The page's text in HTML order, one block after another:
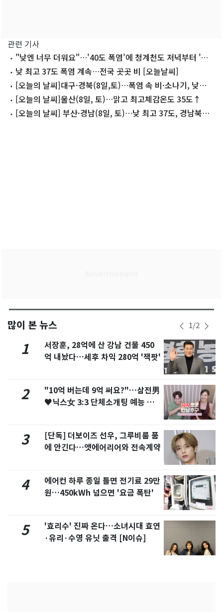
관련 기사
"낮엔 너무 더워요"…'40도 폭염'에 청계천도 저녁부터 '북
적'낮 최고 37도 폭염 계속…전국 곳곳 비 [오늘날씨]
[오늘의 날씨]대구·경북(8일,토)…폭염 속 비·소나기, 낮
29~35도
[오늘의 날씨]울산(8일, 토)…맑고 최고체감온도 35도↑
[오늘의 날씨] 부산·경남(8일, 토)…낮 최고 37도, 경남북서
많이 본 뉴스 1/2
1
서장훈, 28억에 산 강남 건물 450
억 내놨다…세후 차익 280억 '잭팟'
2
"10억 버는데 9억 써요?"…삼전男
♥닉스女 3:3 단체소개팅 예능 화
3
[단독] 더보이즈 선우, 그루비룸 품
에 안긴다…앳에어리어와 전속계약
4
에어컨 하루 종일 틀면 전기료 29만
원…450kWh 넘으면 '요금 폭탄'
5
'효리수' 진짜 온다…소녀시대 효연
·유리·수영 유닛 출격 [N이슈]